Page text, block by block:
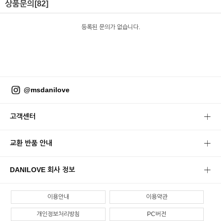
상품문의 [82]
등록된 문의가 없습니다.
@msdanilove
고객센터
교환 반품 안내
DANILOVE 회사 정보
이용안내 이용약관
개인정보처리방침 PC버전